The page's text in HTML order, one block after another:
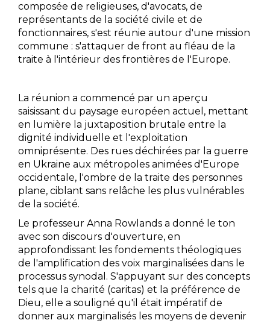
composée de religieuses, d'avocats, de
représentants de la société civile et de
fonctionnaires, s'est réunie autour d'une mission
commune : s'attaquer de front au fléau de la
traite à l'intérieur des frontières de l'Europe.
La réunion a commencé par un aperçu
saisissant du paysage européen actuel, mettant
en lumière la juxtaposition brutale entre la
dignité individuelle et l'exploitation
omniprésente. Des rues déchirées par la guerre
en Ukraine aux métropoles animées d'Europe
occidentale, l'ombre de la traite des personnes
plane, ciblant sans relâche les plus vulnérables
de la société.
Le professeur Anna Rowlands a donné le ton
avec son discours d'ouverture, en
approfondissant les fondements théologiques
de l'amplification des voix marginalisées dans le
processus synodal. S'appuyant sur des concepts
tels que la charité (caritas) et la préférence de
Dieu, elle a souligné qu'il était impératif de
donner aux marginalisés les moyens de devenir